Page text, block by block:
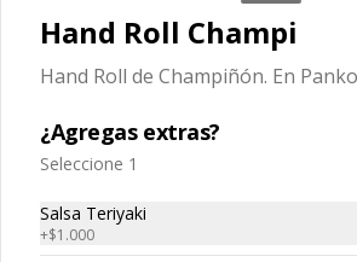
$5.040 $7.200
Tempura sake
cebollin
Hand Roll Champi
Hand Roll de Champiñón. En
¿Agregas extras?
Seleccione 1
Salsa Teriyaki
+$1.000